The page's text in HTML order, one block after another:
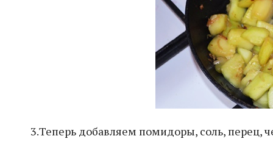
3.Теперь добавляем помидоры, соль, перец,